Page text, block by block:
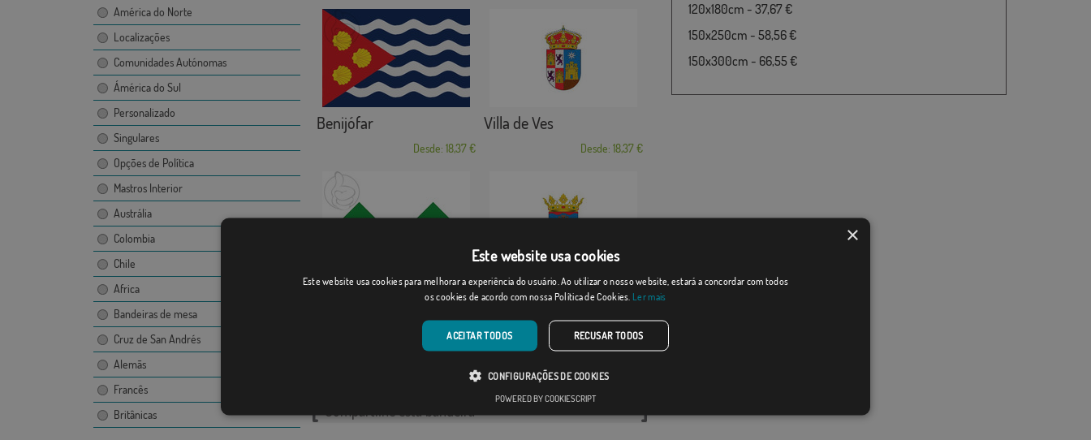
América do Norte
Localizações
Comunidades Autónomas
Ámérica do Sul
Personalizado
Singulares
Opções de Política
Mastros Interior
Austrália
Colombia
Chile
Africa
Bandeiras de mesa
Cruz de San Andrés
Alemãs
Francês
Britânicas
Benijófar
Desde: 18,37 €
Villa de Ves
Desde: 18,37 €
Montillana Benisuera
Categorias relacionadas:
Compartilhe esta bandeira
120x180cm - 37,67 €
150x250cm - 58,56 €
150x300cm - 66,55 €
×
Este website usa cookies
Este website usa cookies para melhorar a experiência do usuário. Ao utilizar o nosso website, estará a concordar com todos
os cookies de acordo com nossa Política de Cookies. Ler mais
ACEITAR TODOS RECUSAR TODOS
CONFIGURAÇÕES DE COOKIES
POWERED BY COOKIESCRIPT